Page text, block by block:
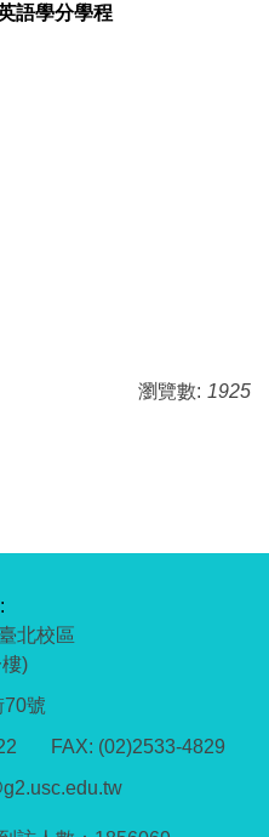
語學分學程
瀏覽數: 1925
北校區
樓)
70號
FAX: (02)2533-4829